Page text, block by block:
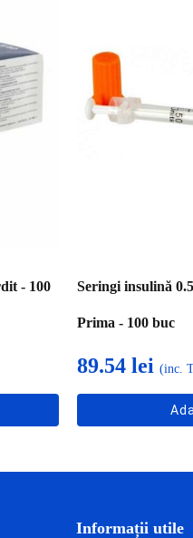
- 100 Seringi insulină
Prima - 100 buc
89.54 lei (inc.
Informații utile